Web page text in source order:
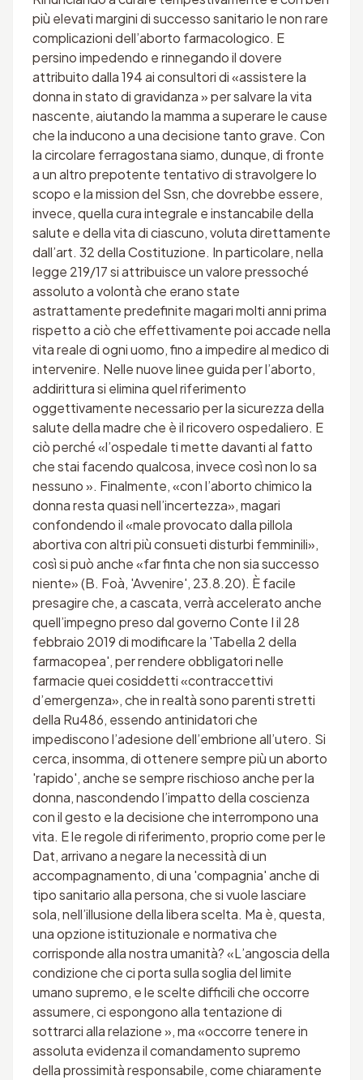
più elevati margini di successo sanitario le non rare
complicazioni dell’aborto farmacologico. E
persino impedendo e rinnegando il dovere
attribuito dalla 194 ai consultori di «assistere la
donna in stato di gravidanza » per salvare la vita
nascente, aiutando la mamma a superare le cause
che la inducono a una decisione tanto grave. Con
la circolare ferragostana siamo, dunque, di fronte
a un altro prepotente tentativo di stravolgere lo
scopo e la mission del Ssn, che dovrebbe essere,
invece, quella cura integrale e instancabile della
salute e della vita di ciascuno, voluta direttamente
dall’art. 32 della Costituzione. In particolare, nella
legge 219/17 si attribuisce un valore pressoché
assoluto a volontà che erano state
astrattamente predefinite magari molti anni prima
rispetto a ciò che effettivamente poi accade nella
vita reale di ogni uomo, fino a impedire al medico di
intervenire. Nelle nuove linee guida per l’aborto,
addirittura si elimina quel riferimento
oggettivamente necessario per la sicurezza della
salute della madre che è il ricovero ospedaliero. E
ciò perché «l’ospedale ti mette davanti al fatto
che stai facendo qualcosa, invece così non lo sa
nessuno ». Finalmente, «con l’aborto chimico la
donna resta quasi nell’incertezza», magari
confondendo il «male provocato dalla pillola
abortiva con altri più consueti disturbi femminili»,
così si può anche «far finta che non sia successo
niente» (B. Foà, 'Avvenire', 23.8.20). È facile
presagire che, a cascata, verrà accelerato anche
quell’impegno preso dal governo Conte I il 28
febbraio 2019 di modificare la 'Tabella 2 della
farmacopea', per rendere obbligatori nelle
farmacie quei cosiddetti «contraccettivi
d’emergenza», che in realtà sono parenti stretti
della Ru486, essendo antinidatori che
impediscono l’adesione dell’embrione all’utero. Si
cerca, insomma, di ottenere sempre più un aborto
'rapido', anche se sempre rischioso anche per la
donna, nascondendo l’impatto della coscienza
con il gesto e la decisione che interrompono una
vita. E le regole di riferimento, proprio come per le
Dat, arrivano a negare la necessità di un
accompagnamento, di una 'compagnia' anche di
tipo sanitario alla persona, che si vuole lasciare
sola, nell’illusione della libera scelta. Ma è, questa,
una opzione istituzionale e normativa che
corrisponde alla nostra umanità? «L’angoscia della
condizione che ci porta sulla soglia del limite
umano supremo, e le scelte difficili che occorre
assumere, ci espongono alla tentazione di
sottrarci alla relazione », ma «occorre tenere in
assoluta evidenza il comandamento supremo
della prossimità responsabile, come chiaramente